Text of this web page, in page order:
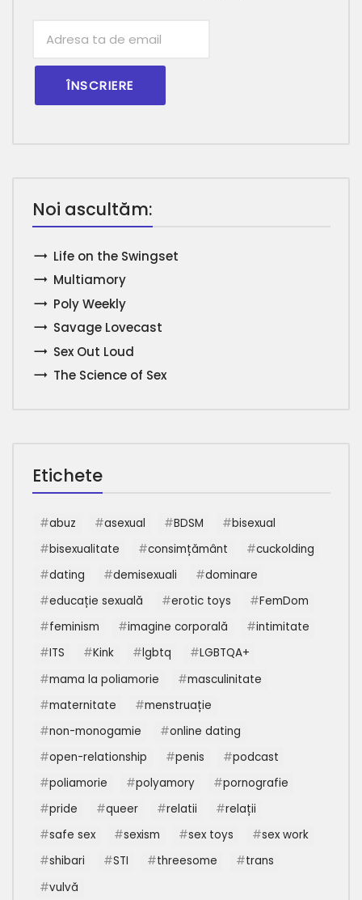
Email
Noi ascultăm:
Life on the Swingset
Multiamory
Poly Weekly
Savage Lovecast
Sex Out Loud
The Science of Sex
Etichete
abuz asexual BDSM
bisexual
bisexualitate
consimțământ
cuckolding
dating
demisexuali
dominare
educație sexuală
erotic toys
FemDom
feminism
imagine corporală
intimitate
ITS
Kink lgbtq
LGBTQA+
mama la poliamorie
masculinitate
maternitate
menstruație
non-monogamie
online dating
open-relationship
penis
podcast
poliamorie
polyamory
pornografie
pride
queer relatii
relații
safe sex
sexism sex toys
sex work
shibari
STI threesome
trans
vulvă